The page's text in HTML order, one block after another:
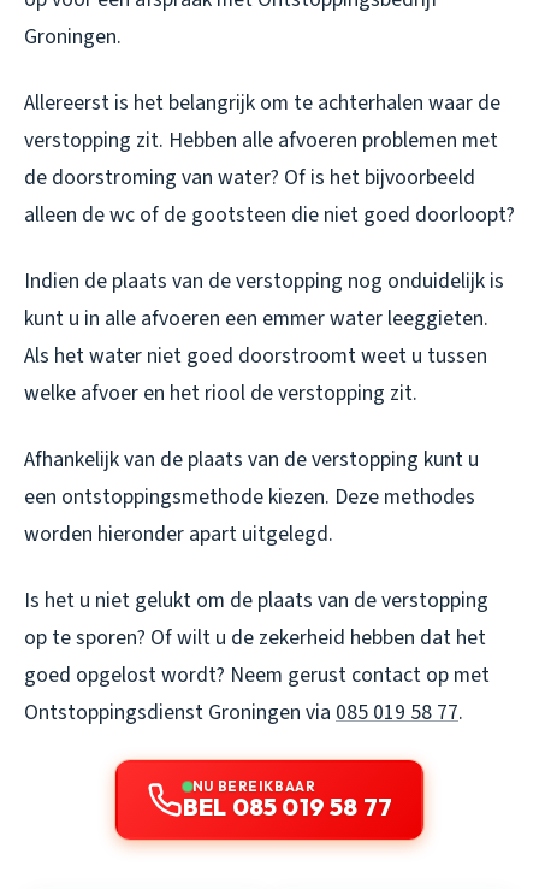
Groningen.
Allereerst is het belangrijk om te achterhalen waar de
verstopping zit. Hebben alle afvoeren problemen met
de doorstroming van water? Of is het bijvoorbeeld
alleen de wc of de gootsteen die niet goed doorloopt?
Indien de plaats van de verstopping nog onduidelijk is
kunt u in alle afvoeren een emmer water leeggieten.
Als het water niet goed doorstroomt weet u tussen
welke afvoer en het riool de verstopping zit.
Afhankelijk van de plaats van de verstopping kunt u
een ontstoppingsmethode kiezen. Deze methodes
worden hieronder apart uitgelegd.
Is het u niet gelukt om de plaats van de verstopping
op te sporen? Of wilt u de zekerheid hebben dat het
goed opgelost wordt? Neem gerust contact op met
Ontstoppingsdienst Groningen via 085 019 58 77.
NU BEREIKBAAR
BEL 085 019 58 77